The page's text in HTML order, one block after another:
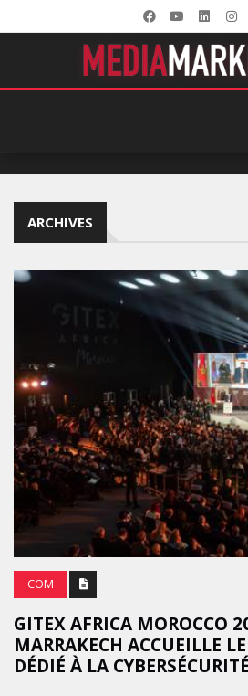
ARCHIVES
COM
GITEX AFRICA MOROCCO
MARRAKECH ACCUEILLE
DÉDIÉ À LA